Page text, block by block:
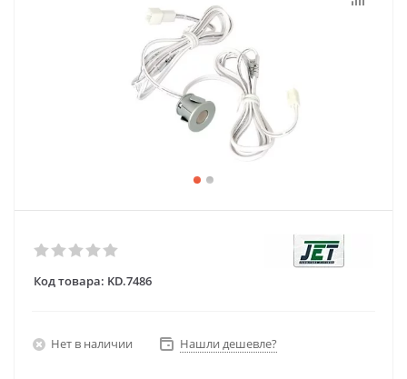
Код товара: KD.7486
Нет в наличии Нашли дешевле?